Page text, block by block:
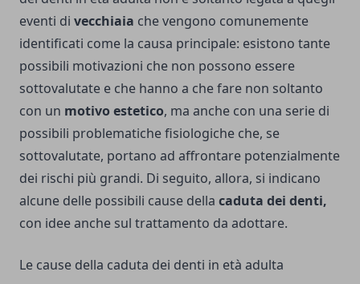
eventi di vecchiaia che vengono comunemente
identificati come la causa principale: esistono tante
possibili motivazioni che non possono essere
sottovalutate e che hanno a che fare non soltanto
con un motivo estetico, ma anche con una serie di
possibili problematiche fisiologiche che, se
sottovalutate, portano ad affrontare potenzialmente
dei rischi più grandi. Di seguito, allora, si indicano
alcune delle possibili cause della caduta dei denti,
con idee anche sul trattamento da adottare.
Le cause della caduta dei denti in età adulta